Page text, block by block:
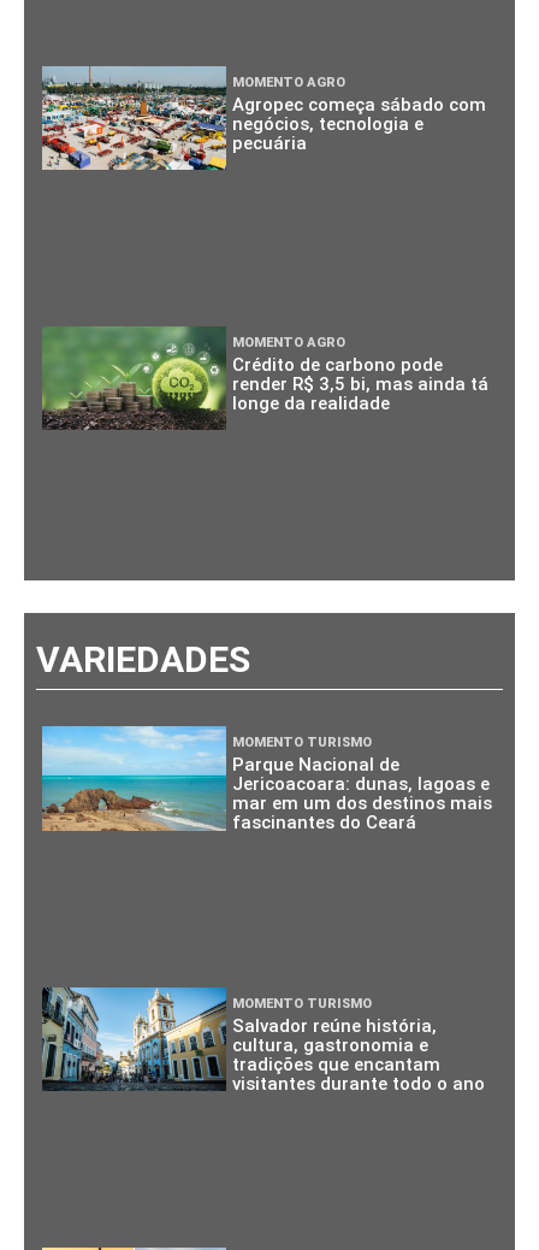
MOMENTO AGRO
Agropec começa sábado com
negócios, tecnologia e
pecuária
MOMENTO AGRO
Crédito de carbono pode
render R$ 3,5 bi, mas ainda tá
longe da realidade
VARIEDADES
MOMENTO TURISMO
Parque Nacional de
Jericoacoara: dunas, lagoas e
mar em um dos destinos mais
fascinantes do Ceará
MOMENTO TURISMO
Salvador reúne história,
cultura, gastronomia e
tradições que encantam
visitantes durante todo o ano